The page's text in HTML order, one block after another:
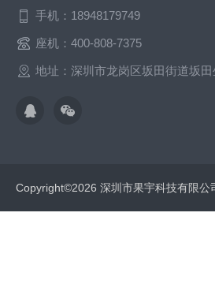
手机：18948179749
座机：400-808-7375
地址：深圳市龙岗区坂田街道坂
Copyright©2026 深圳市果宇科技有限